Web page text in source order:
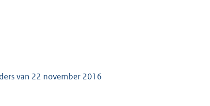
van 22 november 2016